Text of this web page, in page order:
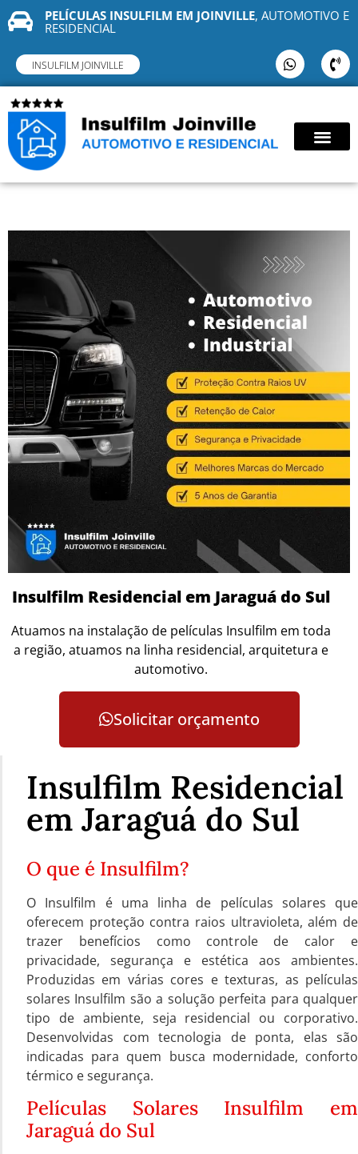
PELÍCULAS INSULFILM EM JOINVILLE, AUTOMOTIVO E
RESIDENCIAL
INSULFILM JOINVILLE
Insulfilm Residencial em Jaraguá do Sul
Atuamos na instalação de películas Insulfilm em toda
a região, atuamos na linha residencial, arquitetura e
automotivo.
Solicitar orçamento
Insulfilm Residencial
em Jaraguá do Sul
O que é Insulfilm?
O Insulfilm é uma linha de películas solares que
oferecem proteção contra raios ultravioleta, além de
trazer benefícios como controle de calor e
privacidade, segurança e estética aos ambientes.
Produzidas em várias cores e texturas, as películas
solares Insulfilm são a solução perfeita para qualquer
tipo de ambiente, seja residencial ou corporativo.
Desenvolvidas com tecnologia de ponta, elas são
indicadas para quem busca modernidade, conforto
térmico e segurança.
Películas Solares Insulfilm em
Jaraguá do Sul